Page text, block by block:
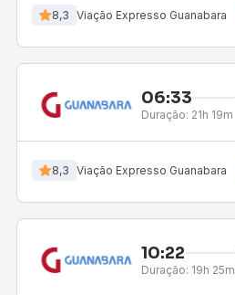
8,3 Viação Expresso Guanabara
06:33
Duração: 21h 19m
8,3 Viação Expresso Guanabara
10:22
Duração: 19h 25m